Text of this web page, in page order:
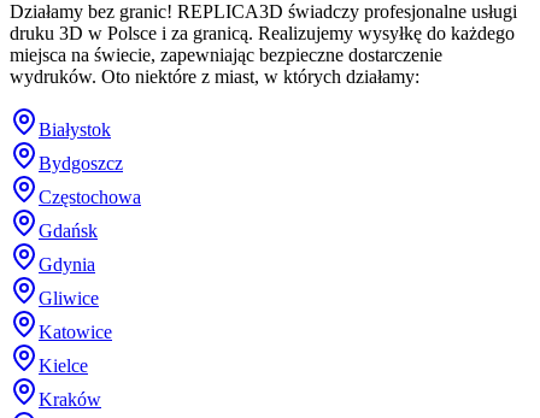
Działamy bez granic! REPLICA3D świadczy profesjonalne usługi
druku 3D w Polsce i za granicą. Realizujemy wysyłkę do każdego
miejsca na świecie, zapewniając bezpieczne dostarczenie
wydruków. Oto niektóre z miast, w których działamy:
Białystok
Bydgoszcz
Częstochowa
Gdańsk
Gdynia
Gliwice
Katowice
Kielce
Kraków